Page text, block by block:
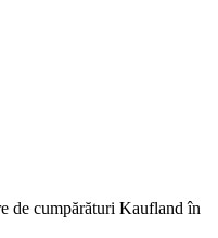
de cumpărături Kaufland în